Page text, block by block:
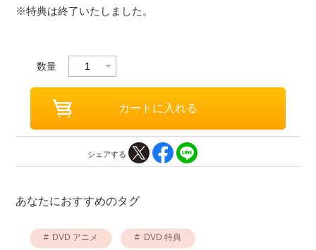
※特典は終了いたしました。
数量
シェアする
あなたにおすすめのタグ
DVD アニメ DVD 特典